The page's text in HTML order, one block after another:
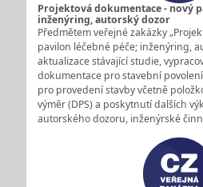
Projektová dokumentace - nový
inženýring, autorský dozor
Předmětem veřejné zakázky
pavilon léčebné péče; inženýring,
aktualizace stávající studie,
dokumentace pro stavební
pro provedení stavby včetně
výměr (DPS) a poskytnutí dalších
autorského dozoru, inženýrské